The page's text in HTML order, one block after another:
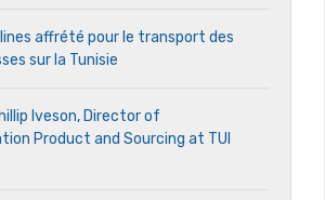
affrété pour le transport des
sur la Tunisie
Iveson, Director of
Product and Sourcing at TUI